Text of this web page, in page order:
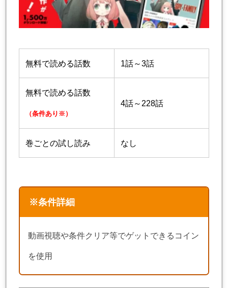
無料で読める話数 1話～3話
無料で読める話数
（条件あり※）
4話～228話
巻ごとの試し読み なし
※条件詳細
動画視聴や条件クリア等でゲットできるコイン
を使用